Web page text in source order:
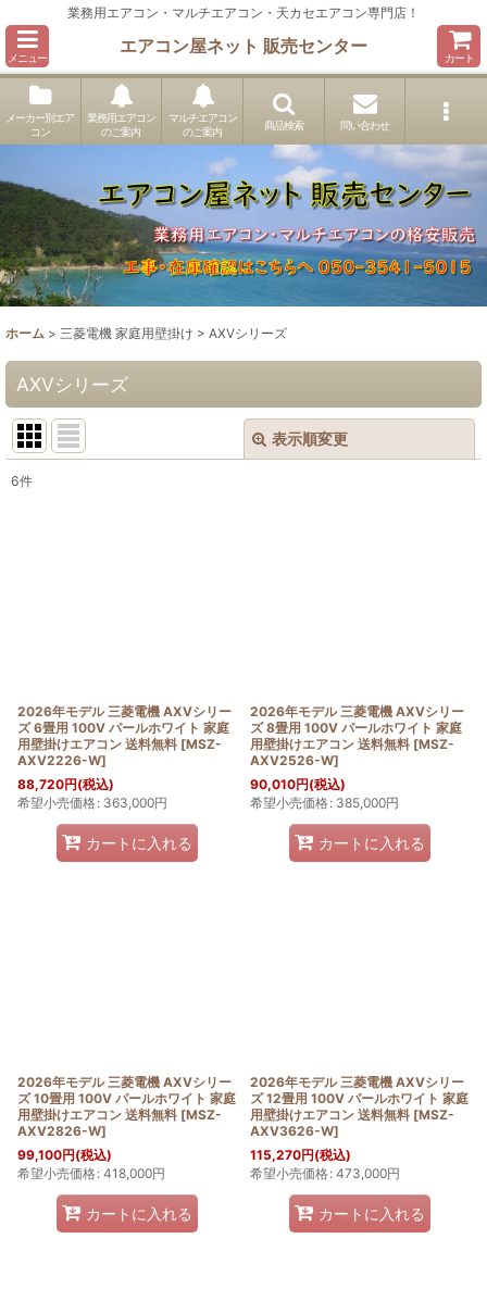
業務用エアコン・マルチエアコン・天カセエアコン専門店！
メニュー
エアコン屋ネット 販売センター
カート
メーカー別エア
コン
業務用エアコン
のご案内
マルチエアコン
のご案内
商品検索 問い合わせ
ホーム > 三菱電機 家庭用壁掛け > AXVシリーズ
AXVシリーズ
表示順変更
6件
2026年モデル 三菱電機 AXVシリー
ズ 6畳用 100V パールホワイト 家庭
用壁掛けエアコン 送料無料 [MSZ-
AXV2226-W]
88,720円(税込)
希望小売価格: 363,000円
カートに入れる
2026年モデル 三菱電機 AXVシリー
ズ 8畳用 100V パールホワイト 家庭
用壁掛けエアコン 送料無料 [MSZ-
AXV2526-W]
90,010円(税込)
希望小売価格: 385,000円
カートに入れる
2026年モデル 三菱電機 AXVシリー
ズ 10畳用 100V パールホワイト 家庭
用壁掛けエアコン 送料無料 [MSZ-
AXV2826-W]
99,100円(税込)
希望小売価格: 418,000円
カートに入れる
2026年モデル 三菱電機 AXVシリー
ズ 12畳用 100V パールホワイト 家庭
用壁掛けエアコン 送料無料 [MSZ-
AXV3626-W]
115,270円(税込)
希望小売価格: 473,000円
カートに入れる